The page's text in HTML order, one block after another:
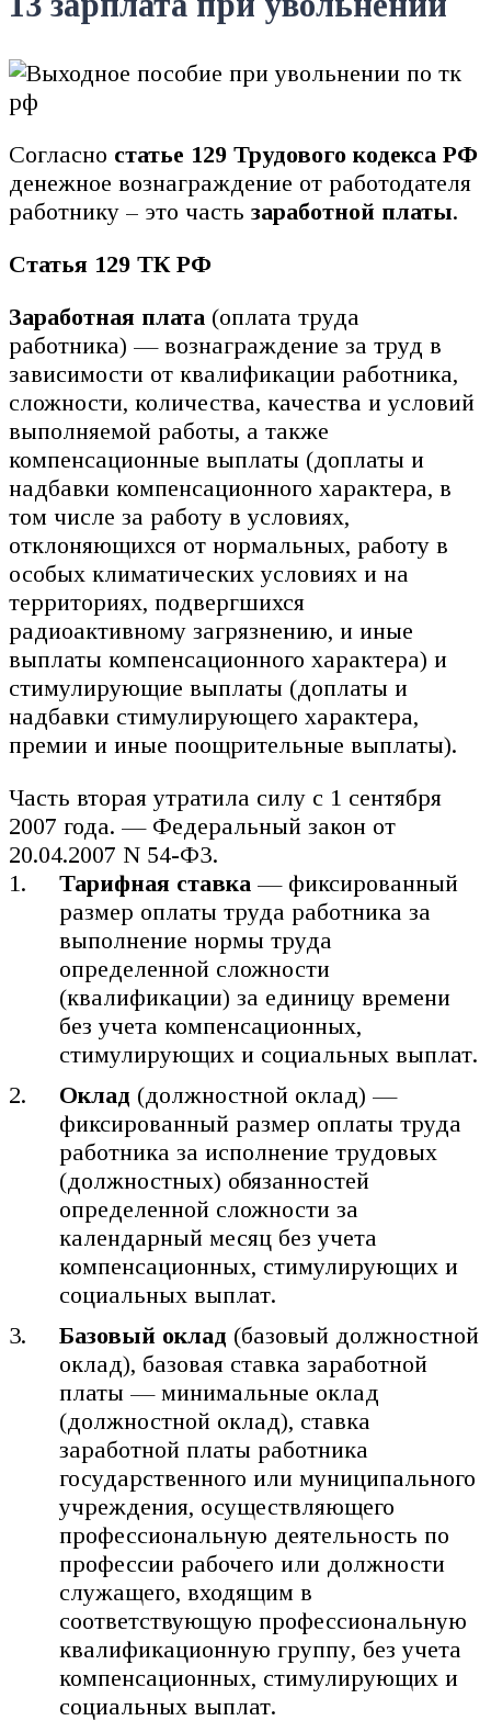
Согласно статье 129 Трудового кодекса РФ
денежное вознаграждение от работодателя
работнику – это часть заработной платы.
Статья 129 ТК РФ
Заработная плата (оплата труда
работника) — вознаграждение за труд в
зависимости от квалификации работника,
сложности, количества, качества и условий
выполняемой работы, а также
компенсационные выплаты (доплаты и
надбавки компенсационного характера, в
том числе за работу в условиях,
отклоняющихся от нормальных, работу в
особых климатических условиях и на
территориях, подвергшихся
радиоактивному загрязнению, и иные
выплаты компенсационного характера) и
стимулирующие выплаты (доплаты и
надбавки стимулирующего характера,
премии и иные поощрительные выплаты).
Часть вторая утратила силу с 1 сентября
2007 года. — Федеральный закон от
20.04.2007 N 54-ФЗ.
Тарифная ставка — фиксированный
размер оплаты труда работника за
выполнение нормы труда
определенной сложности
(квалификации) за единицу времени
без учета компенсационных,
стимулирующих и социальных выплат.
Оклад (должностной оклад) —
фиксированный размер оплаты труда
работника за исполнение трудовых
(должностных) обязанностей
определенной сложности за
календарный месяц без учета
компенсационных, стимулирующих и
социальных выплат.
Базовый оклад (базовый должностной
оклад), базовая ставка заработной
платы — минимальные оклад
(должностной оклад), ставка
заработной платы работника
государственного или муниципального
учреждения, осуществляющего
профессиональную деятельность по
профессии рабочего или должности
служащего, входящим в
соответствующую профессиональную
квалификационную группу, без учета
компенсационных, стимулирующих и
социальных выплат.